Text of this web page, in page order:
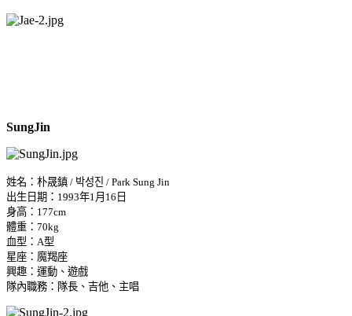
SungJin
姓名：朴晟鎮 / 박성진 / Park Sung Jin
出生日期：1993年1月16日
身高：177cm
體重：70kg
血型：A型
星座：魔羯座
興趣：運動、遊戲
隊內職務：隊長、吉他、主唱